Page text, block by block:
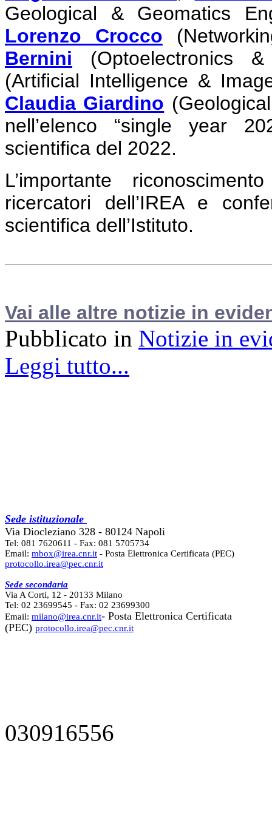
Geological & Geomatics
Lorenzo Crocco
Bernini (Optoelectronics
(Artificial Intelligence &
Claudia Giardino
nell’elenco “single year
scientifica del 2022.
L’importante
ricercatori dell’IREA e
scientifica dell’Istituto.
Vai alle altre notizie in
Pubblicato in Notizie in
Leggi tutto...
Sede istituzionale
Via Diocleziano 328 - 80124 Napoli
Tel: 081 7620611 - Fax: 081 5705734
Email: mbox@irea.cnr.it - Posta Elettronica Certificata (PEC)
protocollo.irea@pec.cnr.it
Sede secondaria
Via A Corti, 12 - 20133 Milano
Tel: 02 23699545 - Fax: 02 23699300
Email: milano@irea.cnr.it- Posta Elettronica Certificata
(PEC) protocollo.irea@pec.cnr.it
030916556